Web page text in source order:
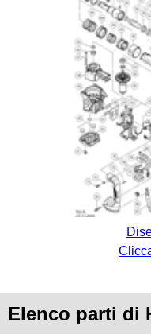
Elenco parti di